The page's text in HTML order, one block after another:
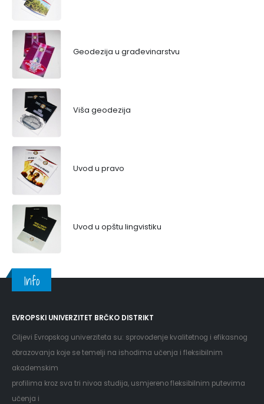
Geodezija u građevinarstvu
Viša geodezija
Uvod u pravo
Uvod u opštu lingvistiku
Info
EVROPSKI UNIVERZITET BRČKO DISTRIKT
Ciljevi Evropskog univerziteta su: sprovođenje kvalitetnog i efikasnog
obrazovanja koje se temelji na ishodima učenja i fleksibilnim
akademskim
profilima kroz sva tri nivoa studija, usmjereno fleksibilnim putevima
učenja i